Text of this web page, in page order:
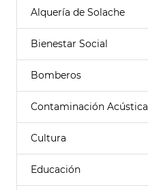
Alquería de Solache
Bienestar Social
Bomberos
Contaminación Acústica
Cultura
Educación